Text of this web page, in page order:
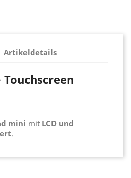
Artikeldetails
Touchscreen
mini mit LCD und
.